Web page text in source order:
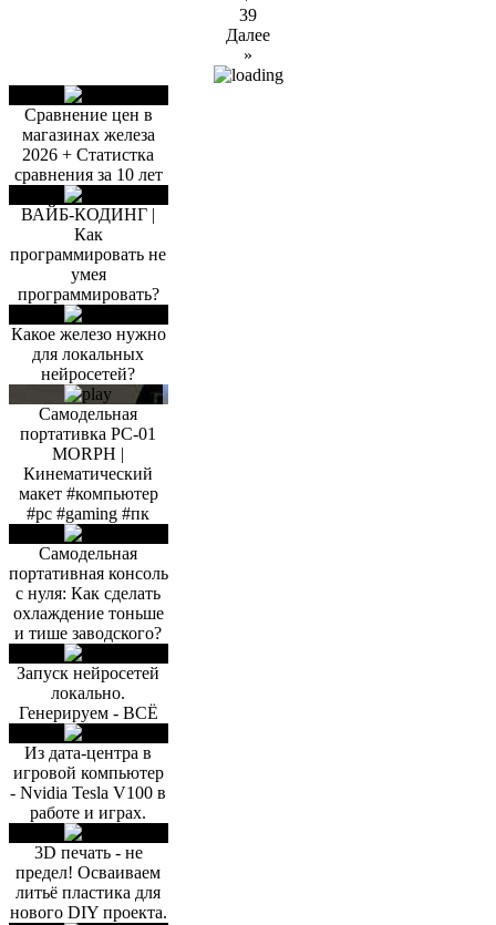
39
Далее
»
Сравнение цен в
магазинах железа
2026 + Статистка
сравнения за 10 лет
ВАЙБ-КОДИНГ |
Как
программировать не
умея
программировать?
Какое железо нужно
для локальных
нейросетей?
Самодельная
портативка PC-01
MORPH |
Кинематический
макет #компьютер
#pc #gaming #пк
Самодельная
портативная консоль
с нуля: Как сделать
охлаждение тоньше
и тише заводского?
Запуск нейросетей
локально.
Генерируем - ВСЁ
Из дата-центра в
игровой компьютер
- Nvidia Tesla V100 в
работе и играх.
3D печать - не
предел! Осваиваем
литьё пластика для
нового DIY проекта.